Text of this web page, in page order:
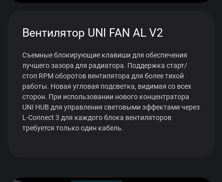
Вентилятор UNI FAN AL V2
Съемные блокирующие клавиши для обеспечения
лучшего зазора для радиатора. Поддержка старт/
стоп RPM оборотов вентилятора для более тихой
работы. Новая угловая подсветка, видимая со всех
сторон. При использовании нового концентратора
UNI HUB для управления световыми эффектами через
L-Connect 3 для каждого блока вентиляторов
требуется только один кабель.